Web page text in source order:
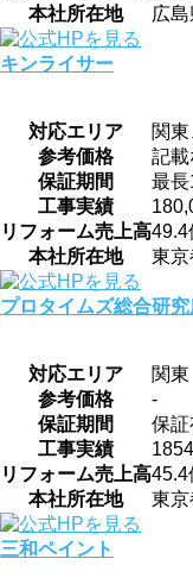
本社所在地
広
キンライサー
対応エリア
関
参考価格
記載
保証期間
最
工事実績
リフォーム売上高49.4
本社所在地
東京
プロタイムズ総合研究
対応エリア
関東
参考価格
-
保証期間
保証
工事実績
リフォーム売上高45.4
本社所在地
東
三和ペイント